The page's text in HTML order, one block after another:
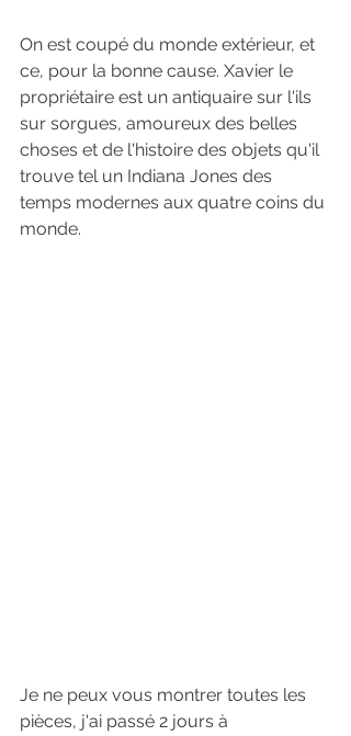
On est coupé du monde extérieur, et
ce, pour la bonne cause. Xavier le
propriétaire est un antiquaire sur l'ils
sur sorgues, amoureux des belles
choses et de l'histoire des objets qu'il
trouve tel un Indiana Jones des
temps modernes aux quatre coins du
monde.
Je ne peux vous montrer toutes les
pièces, j'ai passé 2 jours à